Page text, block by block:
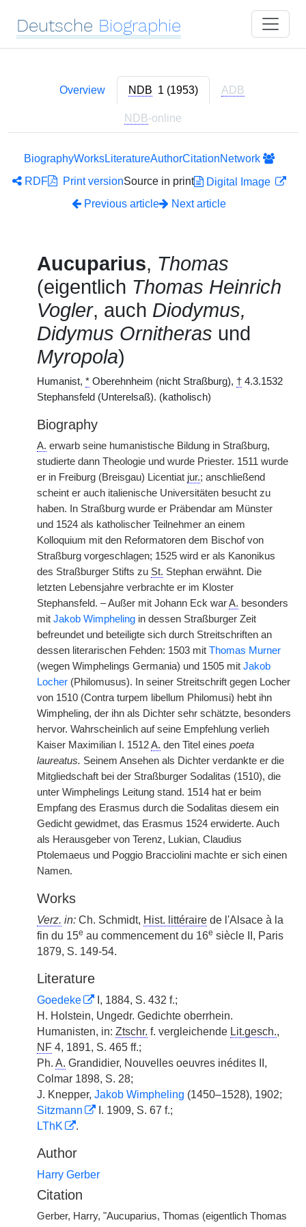
Deutsche Biographie
Overview NDB 1 (1953) ADB
NDB-online
BiographyWorksLiteratureAuthorCitationNetwork
RDF
Print versionSource in print
Digital Image
Previous article
Next article
Aucuparius, Thomas
(eigentlich Thomas Heinrich
Vogler, auch Diodymus,
Didymus Ornitheras und
Myropola)
Humanist, * Oberehnheim (nicht Straßburg), † 4.3.1532
Stephansfeld (Unterelsaß). (katholisch)
Biography
A. erwarb seine humanistische Bildung in Straßburg,
studierte dann Theologie und wurde Priester. 1511 wurde
er in Freiburg (Breisgau) Licentiat jur.; anschließend
scheint er auch italienische Universitäten besucht zu
haben. In Straßburg wurde er Präbendar am Münster
und 1524 als katholischer Teilnehmer an einem
Kolloquium mit den Reformatoren dem Bischof von
Straßburg vorgeschlagen; 1525 wird er als Kanonikus
des Straßburger Stifts zu St. Stephan erwähnt. Die
letzten Lebensjahre verbrachte er im Kloster
Stephansfeld. – Außer mit Johann Eck warA. besonders
mit Jakob Wimpheling in dessen Straßburger Zeit
befreundet und beteiligte sich durch Streitschriften an
dessen literarischen Fehden: 1503 mit Thomas Murner
(wegen Wimphelings Germania) und 1505 mit Jakob
Locher (Philomusus). In seiner Streitschrift gegen Locher
von 1510 (Contra turpem libellum Philomusi) hebt ihn
Wimpheling, der ihn als Dichter sehr schätzte, besonders
hervor. Wahrscheinlich auf seine Empfehlung verlieh
Kaiser Maximilian I. 1512A. den Titel eines poeta
laureatus. Seinem Ansehen als Dichter verdankte er die
Mitgliedschaft bei der Straßburger Sodalitas (1510), die
unter Wimphelings Leitung stand. 1514 hat er beim
Empfang des Erasmus durch die Sodalitas diesem ein
Gedicht gewidmet, das Erasmus 1524 erwiderte. Auch
als Herausgeber von Terenz, Lukian, Claudius
Ptolemaeus und Poggio Bracciolini machte er sich einen
Namen.
Works
Verz. in: Ch. Schmidt, Hist. littéraire de l'Alsace à la
fin du 15e au commencement du 16e siècle II, Paris
1879, S. 149-54.
Literature
Goedeke
I, 1884, S. 432 f.;
H. Holstein, Ungedr. Gedichte oberrhein.
Humanisten, in: Ztschr. f. vergleichende Lit.gesch.,
NF 4, 1891, S. 465 ff.;
Ph. A. Grandidier, Nouvelles oeuvres inédites II,
Colmar 1898, S. 28;
J. Knepper, Jakob Wimpheling (1450–1528), 1902;
Sitzmann
I. 1909, S. 67 f.;
LThK
.
Author
Harry Gerber
Citation
Gerber, Harry, "Aucuparius, Thomas (eigentlich Thomas